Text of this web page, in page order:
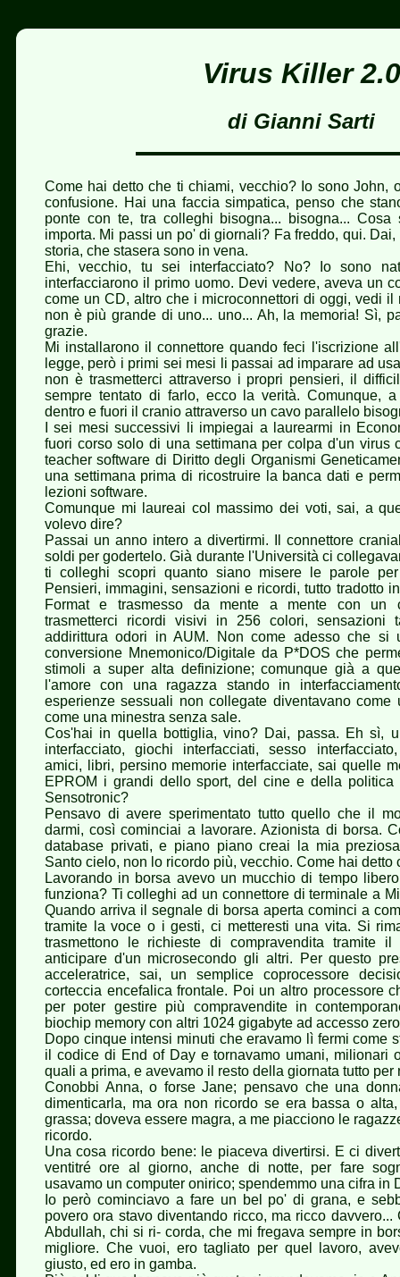
Virus Killer 2.0
di Gianni Sarti
Come hai detto che ti chiami, vecchio? Io sono John,
confusione. Hai una faccia simpatica, penso che
ponte con te, tra colleghi bisogna... bisogna... Cosa
importa. Mi passi un po' di giornali? Fa freddo, qui.
storia, che stasera sono in vena.
Ehi, vecchio, tu sei interfacciato? No? Io sono
interfacciarono il primo uomo. Devi vedere, aveva un
come un CD, altro che i microconnettori di oggi, vedi
non è più grande di uno... uno... Ah, la memoria! Sì,
grazie.
Mi installarono il connettore quando feci l'iscrizione
legge, però i primi sei mesi li passai ad imparare ad
non è trasmetterci attraverso i propri pensieri, il
sempre tentato di farlo, ecco la verità. Comunque,
dentro e fuori il cranio attraverso un cavo parallelo
I sei mesi successivi li impiegai a laurearmi in
fuori corso solo di una settimana per colpa d'un virus
teacher software di Diritto degli Organismi
una settimana prima di ricostruire la banca dati e
lezioni software.
Comunque mi laureai col massimo dei voti, sai, a
volevo dire?
Passai un anno intero a divertirmi. Il connettore
soldi per godertelo. Già durante l'Università ci
ti colleghi scopri quanto siano misere le parole
Pensieri, immagini, sensazioni e ricordi, tutto tradotto
Format e trasmesso da mente a mente con un
trasmetterci ricordi visivi in 256 colori, sensazioni
addirittura odori in AUM. Non come adesso che si
conversione Mnemonico/Digitale da P*DOS che
stimoli a super alta definizione; comunque già a
l'amore con una ragazza stando in
esperienze sessuali non collegate diventavano
come una minestra senza sale.
Cos'hai in quella bottiglia, vino? Dai, passa. Eh sì,
interfacciato, giochi interfacciati, sesso
amici, libri, persino memorie interfacciate, sai quelle
EPROM i grandi dello sport, del cine e della
Sensotronic?
Pensavo di avere sperimentato tutto quello che il
darmi, così cominciai a lavorare. Azionista di borsa.
database privati, e piano piano creai la mia
Santo cielo, non lo ricordo più, vecchio. Come hai detto
Lavorando in borsa avevo un mucchio di tempo
funziona? Ti colleghi ad un connettore di terminale a
Quando arriva il segnale di borsa aperta cominci a
tramite la voce o i gesti, ci metteresti una vita. Si
trasmettono le richieste di compravendita tramite il
anticipare d'un microsecondo gli altri. Per questo
acceleratrice, sai, un semplice coprocessore
corteccia encefalica frontale. Poi un altro processore
per poter gestire più compravendite in
biochip memory con altri 1024 gigabyte ad accesso
Dopo cinque intensi minuti che eravamo lì fermi come
il codice di End of Day e tornavamo umani, milionari
quali a prima, e avevamo il resto della giornata tutto per
Conobbi Anna, o forse Jane; pensavo che una
dimenticarla, ma ora non ricordo se era bassa o
grassa; doveva essere magra, a me piacciono le
ricordo.
Una cosa ricordo bene: le piaceva divertirsi. E ci
ventitré ore al giorno, anche di notte, per fare
usavamo un computer onirico; spendemmo una cifra in
Io però cominciavo a fare un bel po' di grana, e
povero ora stavo diventando ricco, ma ricco
Abdullah, chi si ri- corda, che mi fregava sempre in
migliore. Che vuoi, ero tagliato per quel lavoro,
giusto, ed ero in gamba.